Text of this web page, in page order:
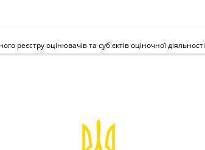
реєстру оцінювачів та суб'єктів оціночної діяльності